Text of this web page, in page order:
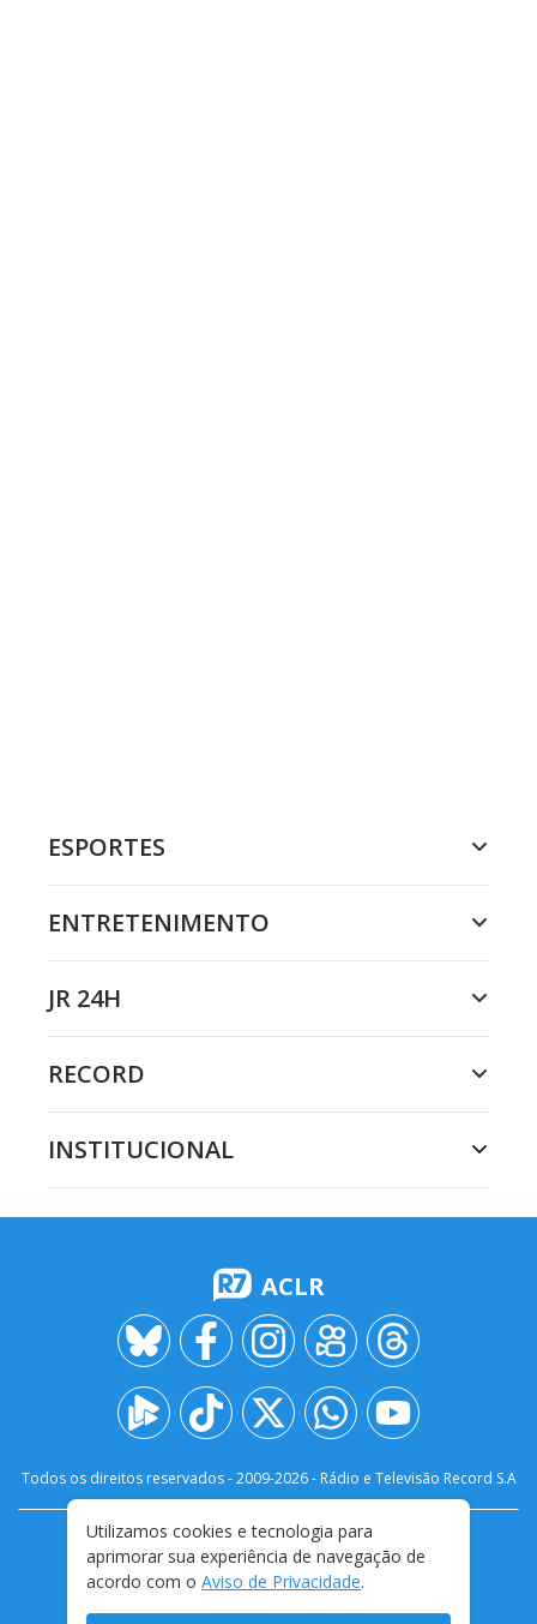
ESPORTES
ENTRETENIMENTO
JR 24H
RECORD
INSTITUCIONAL
ACLR
Todos os direitos reservados - 2009-2026- Rádio e Televisão Record S.A
FALE CONOSCO
PRIVACIDADE
TERMOS E CONDIÇÕES DE USO
Utilizamos cookies e tecnologia para
aprimorar sua experiência de navegação de
acordo com o Aviso de Privacidade.